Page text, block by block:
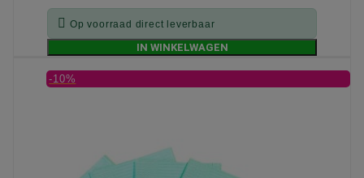
 Op voorraad direct leverbaar
IN WINKELWAGEN
-10%